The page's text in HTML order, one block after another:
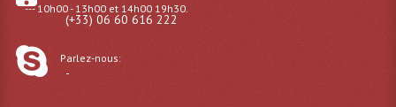
--- 10h00 - 13h00 et 14h00 19h30.
(+33) 06 60 616 222
Parlez-nous:
-